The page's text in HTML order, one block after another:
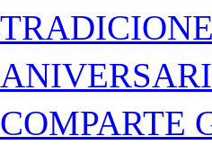
COMPARTE